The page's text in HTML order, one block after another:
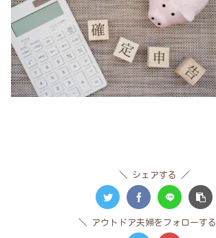
シェアする
アウトドア夫婦をフォローする